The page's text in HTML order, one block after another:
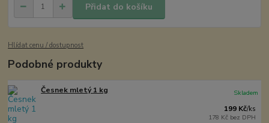
Přidat do košíku
Hlídat cenu / dostupnost
Podobné produkty
Česnek mletý 1 kg
199 Kč/ks
178 Kč bez DPH
Skladem